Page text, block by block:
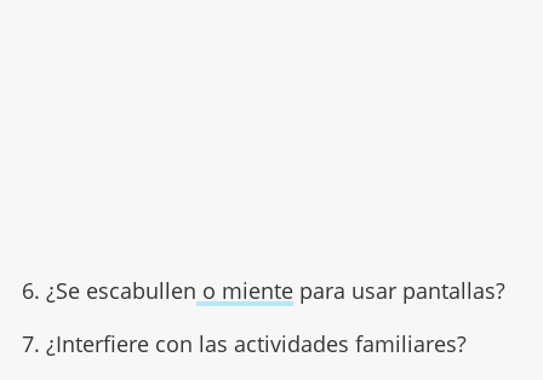
6. ¿Se escabullen o mientepara usar pantallas?
7. ¿Interfiere con las actividades familiares?